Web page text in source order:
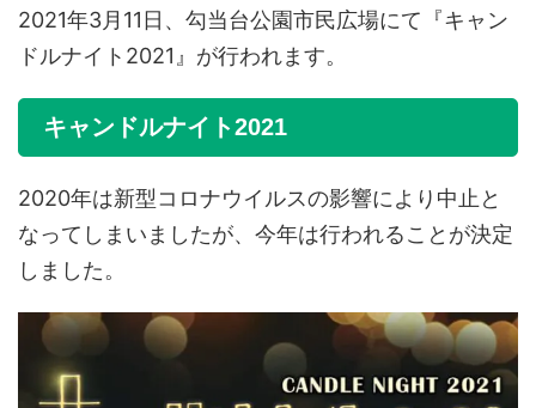
2021年3月11日、勾当台公園市民広場にて『キャン
ドルナイト2021』が行われます。
キャンドルナイト2021
2020年は新型コロナウイルスの影響により中止と
なってしまいましたが、今年は行われることが決定
しました。